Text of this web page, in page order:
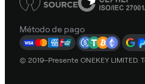
Método de pago
© 2019–Presente ONEKEY LIMITED.